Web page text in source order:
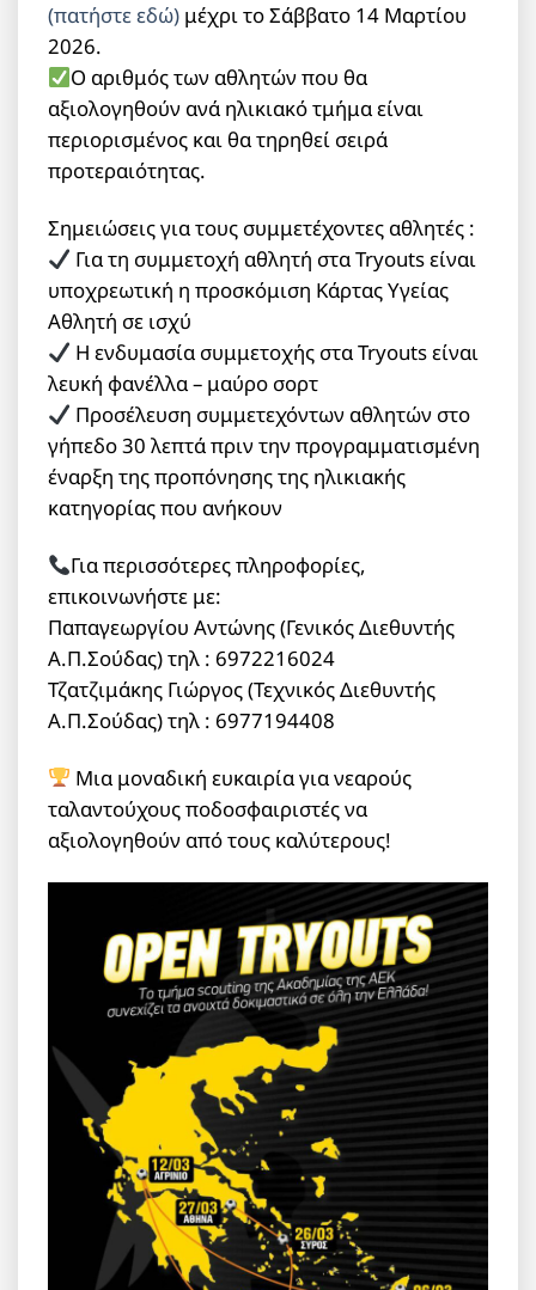
(πατήστε εδώ) μέχρι τo Σάββατο 14 Μαρτίου
2026.
Ο αριθμός των αθλητών που θα
αξιολογηθούν ανά ηλικιακό τμήμα είναι
περιορισμένος και θα τηρηθεί σειρά
προτεραιότητας.
Σημειώσεις για τους συμμετέχοντες αθλητές :
Για τη συμμετοχή αθλητή στα Tryouts είναι
υποχρεωτική η προσκόμιση Κάρτας Υγείας
Αθλητή σε ισχύ
Η ενδυμασία συμμετοχής στα Tryouts είναι
λευκή φανέλλα – μαύρο σορτ
Προσέλευση συμμετεχόντων αθλητών στο
γήπεδο 30 λεπτά πριν την προγραμματισμένη
έναρξη της προπόνησης της ηλικιακής
κατηγορίας που ανήκουν
Για περισσότερες πληροφορίες,
επικοινωνήστε με:
Παπαγεωργίου Αντώνης (Γενικός Διεθυντής
Α.Π.Σούδας) τηλ : 6972216024
Τζατζιμάκης Γιώργος (Τεχνικός Διεθυντής
Α.Π.Σούδας) τηλ : 6977194408
Μια μοναδική ευκαιρία για νεαρούς
ταλαντούχους ποδοσφαιριστές να
αξιολογηθούν από τους καλύτερους!